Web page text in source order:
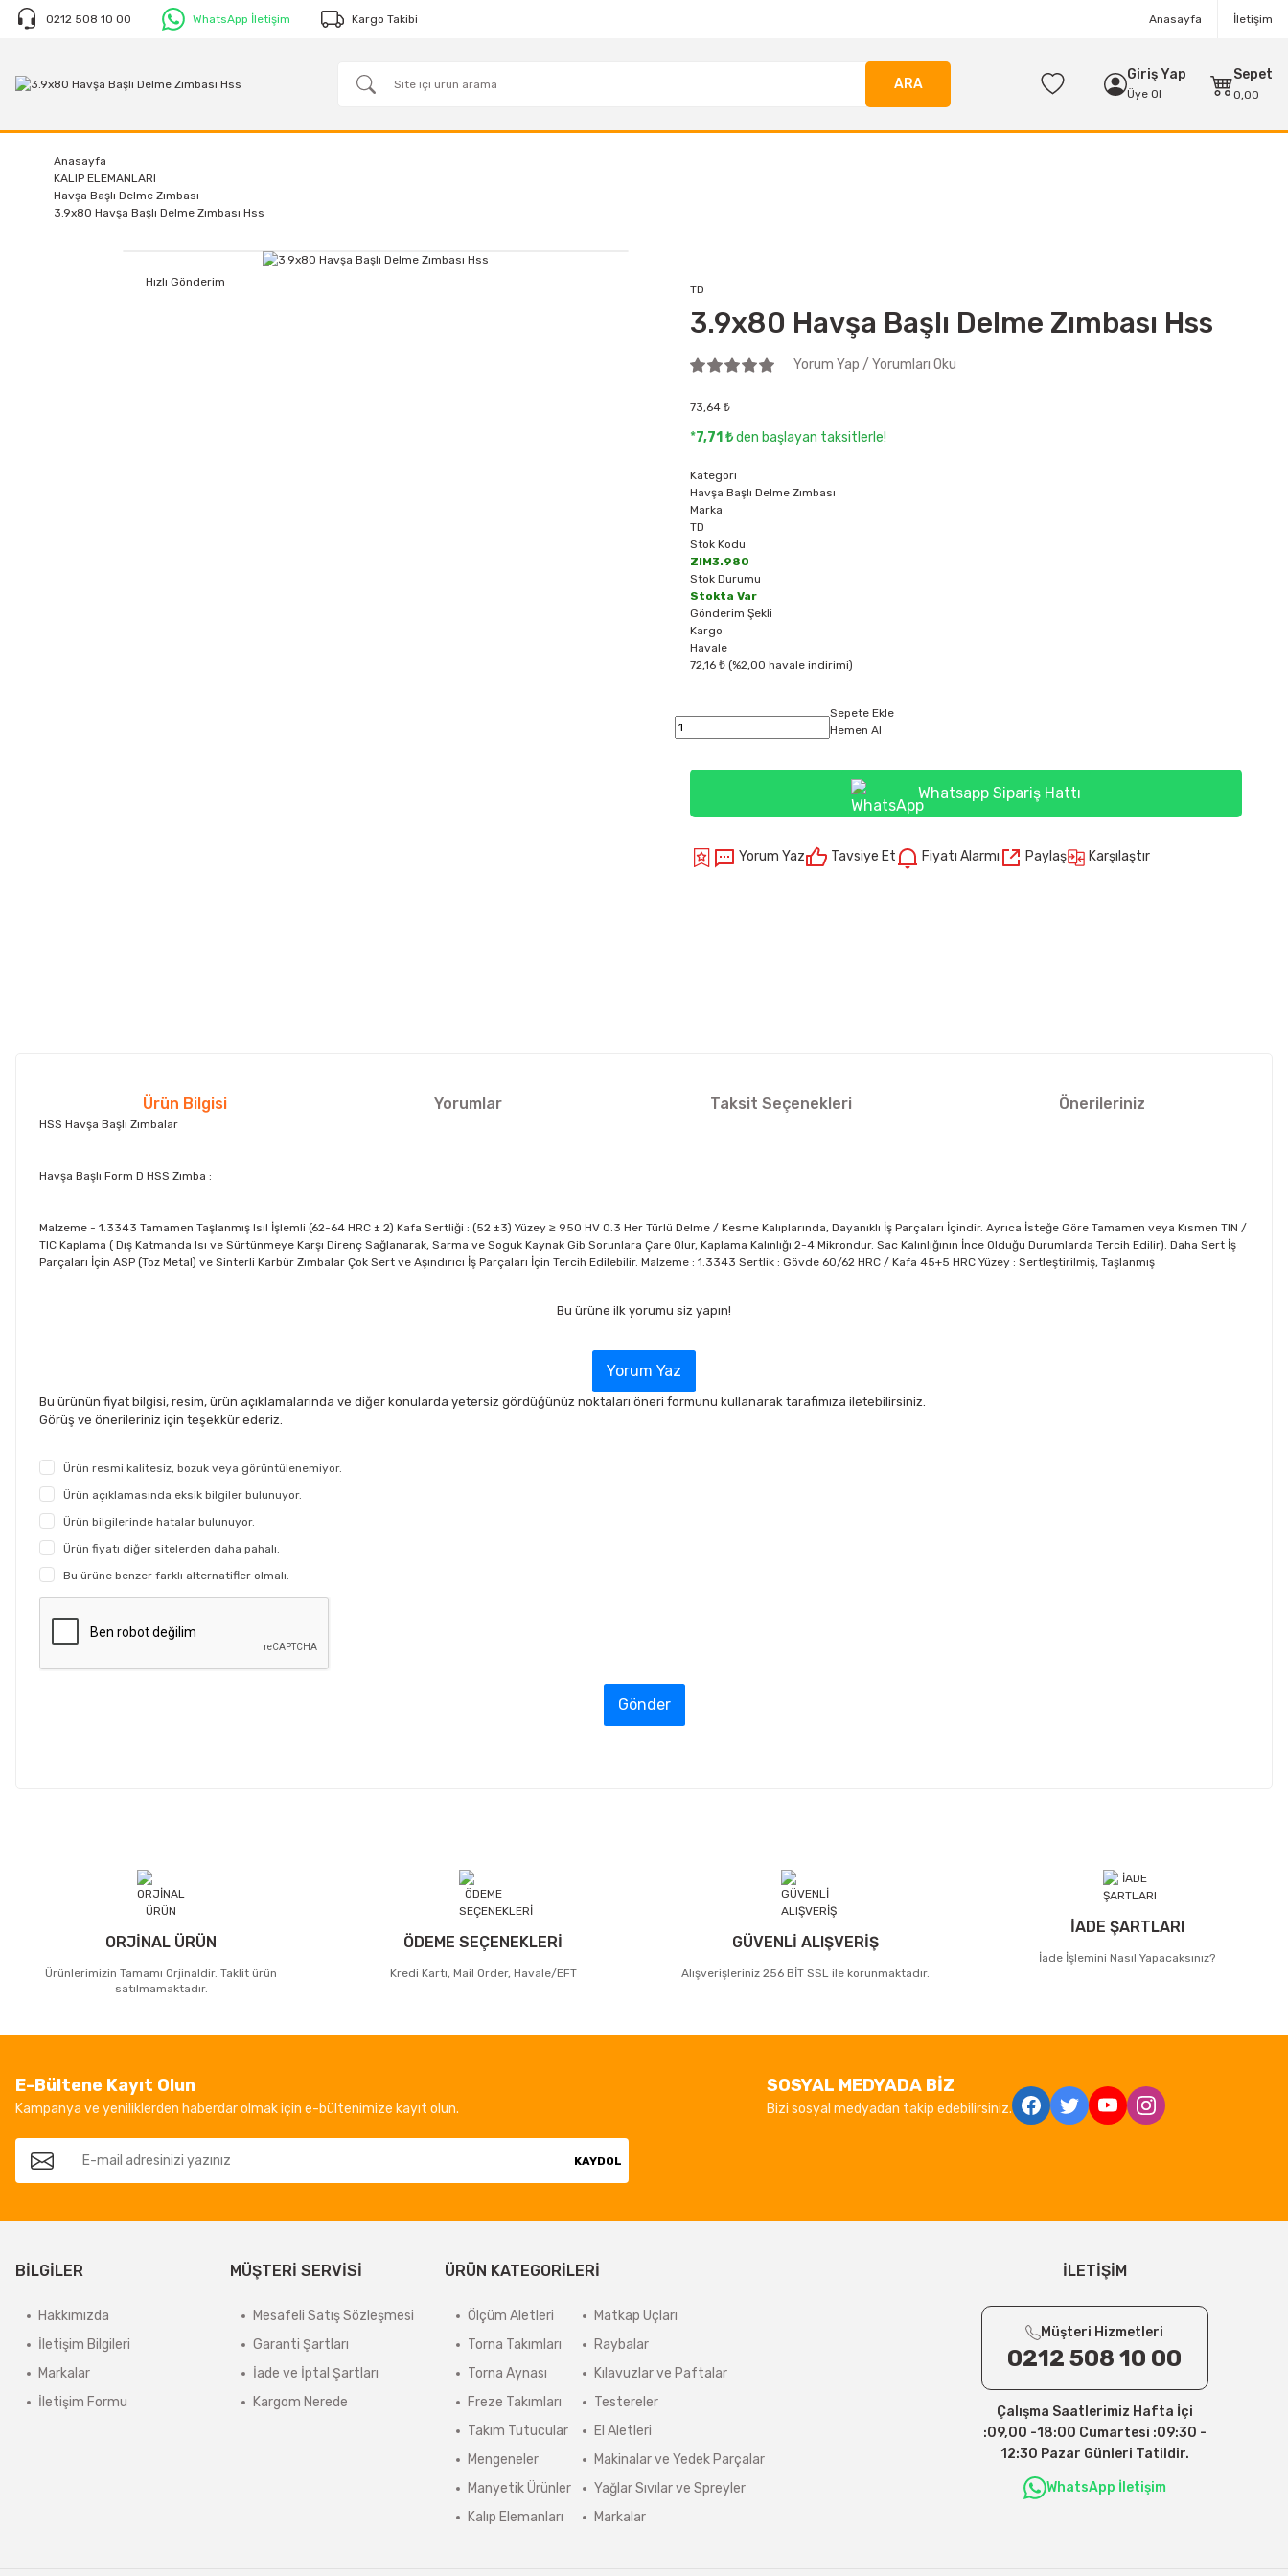
0212 508 10 00 WhatsApp İletişim Kargo Takibi Anasayfa İletişim
ARA
Giriş Yap
Üye Ol
Sepet
0,00
Anasayfa
KALIP ELEMANLARI
Havşa Başlı Delme Zımbası
3.9x80 Havşa Başlı Delme Zımbası Hss
Hızlı Gönderim
TD
3.9x80 Havşa Başlı Delme Zımbası Hss
Yorum Yap / Yorumları Oku
73,64 ₺
*7,71 ₺den başlayan taksitlerle!
Kategori
Havşa Başlı Delme Zımbası
Marka
TD
Stok Kodu
ZIM3.980
Stok Durumu
Stokta Var
Gönderim Şekli
Kargo
Havale
72,16 ₺ (%2,00 havale indirimi)
Sepete Ekle
Hemen Al
Whatsapp Sipariş Hattı
Yorum Yaz Tavsiye Et Fiyatı Alarmı Paylaş Karşılaştır
Ürün Bilgisi Yorumlar Taksit Seçenekleri Önerileriniz
HSS Havşa Başlı Zımbalar
Havşa Başlı Form D HSS Zımba :
Malzeme - 1.3343 Tamamen Taşlanmış Isıl İşlemli (62-64 HRC ± 2) Kafa Sertliği : (52 ±3) Yüzey ≥ 950 HV 0.3 Her Türlü Delme / Kesme Kalıplarında, Dayanıklı İş Parçaları İçindir. Ayrıca İsteğe Göre Tamamen veya Kısmen TIN /
TIC Kaplama ( Dış Katmanda Isı ve Sürtünmeye Karşı Direnç Sağlanarak, Sarma ve Soguk Kaynak Gib Sorunlara Çare Olur, Kaplama Kalınlığı 2-4 Mikrondur. Sac Kalınlığının İnce Olduğu Durumlarda Tercih Edilir). Daha Sert İş
Parçaları İçin ASP (Toz Metal) ve Sinterli Karbür Zımbalar Çok Sert ve Aşındırıcı İş Parçaları İçin Tercih Edilebilir. Malzeme : 1.3343 Sertlik : Gövde 60/62 HRC / Kafa 45+5 HRC Yüzey : Sertleştirilmiş, Taşlanmış
Bu ürüne ilk yorumu siz yapın!
Yorum Yaz
Bu ürünün fiyat bilgisi, resim, ürün açıklamalarında ve diğer konularda yetersiz gördüğünüz noktaları öneri formunu kullanarak tarafımıza iletebilirsiniz.
Görüş ve önerileriniz için teşekkür ederiz.
Ürün resmi kalitesiz, bozuk veya görüntülenemiyor.
Ürün açıklamasında eksik bilgiler bulunuyor.
Ürün bilgilerinde hatalar bulunuyor.
Ürün fiyatı diğer sitelerden daha pahalı.
Bu ürüne benzer farklı alternatifler olmalı.
Gönder
ORJİNAL ÜRÜN
Ürünlerimizin Tamamı Orjinaldir. Taklit ürün
satılmamaktadır.
ÖDEME SEÇENEKLERİ
Kredi Kartı, Mail Order, Havale/EFT
GÜVENLİ ALIŞVERİŞ
Alışverişleriniz 256 BİT SSL ile korunmaktadır.
İADE ŞARTLARI
İade İşlemini Nasıl Yapacaksınız?
E-Bültene Kayıt Olun
Kampanya ve yeniliklerden haberdar olmak için e-bültenimize kayıt olun.
KAYDOL
SOSYAL MEDYADA BİZ
Bizi sosyal medyadan takip edebilirsiniz.
BİLGİLER
Hakkımızda
İletişim Bilgileri
Markalar
İletişim Formu
MÜŞTERİ SERVİSİ
Mesafeli Satış Sözleşmesi
Garanti Şartları
İade ve İptal Şartları
Kargom Nerede
ÜRÜN KATEGORİLERİ
Ölçüm Aletleri
Torna Takımları
Torna Aynası
Freze Takımları
Takım Tutucular
Mengeneler
Manyetik Ürünler
Kalıp Elemanları
Matkap Uçları
Raybalar
Kılavuzlar ve Paftalar
Testereler
El Aletleri
Makinalar ve Yedek Parçalar
Yağlar Sıvılar ve Spreyler
Markalar
İLETİŞİM
Müşteri Hizmetleri
0212 508 10 00
Çalışma Saatlerimiz Hafta İçi
:09,00 -18:00 Cumartesi :09:30 -
12:30 Pazar Günleri Tatildir.
WhatsApp İletişim